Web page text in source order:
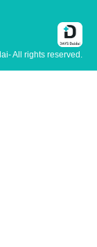
All rights reserved.